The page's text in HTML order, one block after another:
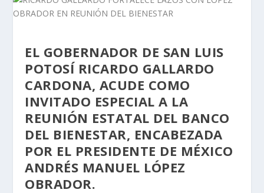
EL GOBERNADOR DE SAN LUIS
POTOSÍ RICARDO GALLARDO
CARDONA, ACUDE COMO
INVITADO ESPECIAL A LA
REUNIÓN ESTATAL DEL BANCO
DEL BIENESTAR, ENCABEZADA
POR EL PRESIDENTE DE MÉXICO
ANDRÉS MANUEL LÓPEZ
OBRADOR.